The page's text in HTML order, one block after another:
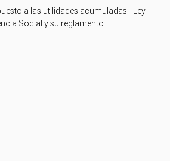
a las utilidades acumuladas - Ley
Social y su reglamento